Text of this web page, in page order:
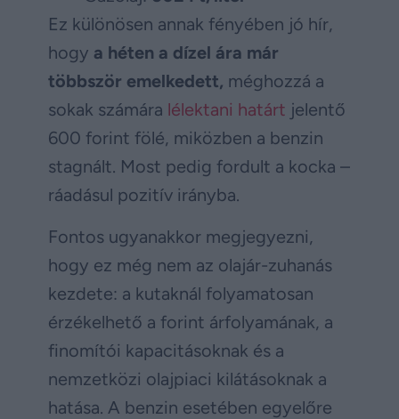
Ez különösen annak fényében jó hír,
hogy a héten a dízel ára már
többször emelkedett, méghozzá a
sokak számára lélektani határt jelentő
600 forint fölé, miközben a benzin
stagnált. Most pedig fordult a kocka –
ráadásul pozitív irányba.
Fontos ugyanakkor megjegyezni,
hogy ez még nem az olajár-zuhanás
kezdete: a kutaknál folyamatosan
érzékelhető a forint árfolyamának, a
finomítói kapacitásoknak és a
nemzetközi olajpiaci kilátásoknak a
hatása. A benzin esetében egyelőre